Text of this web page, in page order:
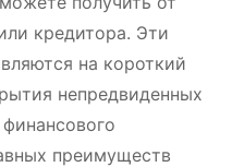
кредитора. Эти
на короткий
непредвиденных
преимуществ